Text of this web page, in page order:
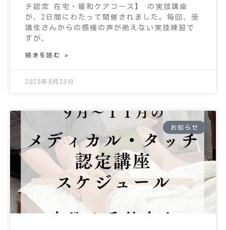
チ認定 在宅・緩和ケアコース】 の実技講座
が、2日間にわたって開催されました。毎回、受
講生さんからの感嘆の声が絶えない実技練習で
すが、
続きを読む »
2025年8月23日
お知らせ